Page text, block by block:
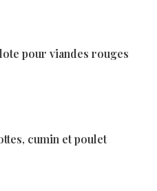
pour viandes rouges
cumin et poulet